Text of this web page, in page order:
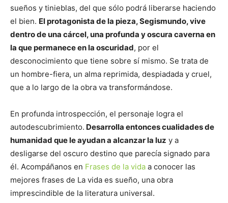
sueños y tinieblas, del que sólo podrá liberarse haciendo
el bien. El protagonista de la pieza, Segismundo, vive
dentro de una cárcel, una profunda y oscura caverna en
la que permanece en la oscuridad, por el
desconocimiento que tiene sobre sí mismo. Se trata de
un hombre-fiera, un alma reprimida, despiadada y cruel,
que a lo largo de la obra va transformándose.
En profunda introspección, el personaje logra el
autodescubrimiento. Desarrolla entonces cualidades de
humanidad que le ayudan a alcanzar la luz y a
desligarse del oscuro destino que parecía signado para
él. Acompáñanos en Frases de la vida a conocer las
mejores frases de La vida es sueño, una obra
imprescindible de la literatura universal.